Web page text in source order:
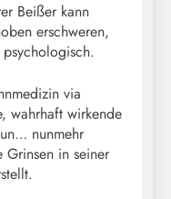
Beißer kann
erschweren,
via
wahrhaft wirkende
nunmehr
Grinsen in seiner